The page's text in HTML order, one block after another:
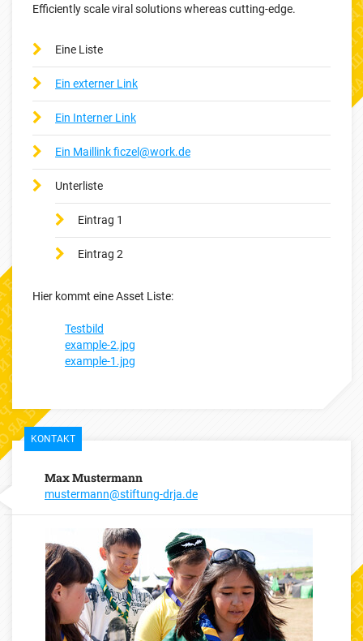
Efficiently scale viral solutions whereas cutting-edge.
Eine Liste
Ein externer Link
Ein Interner Link
Ein Maillink ficzel@work.de
Unterliste
Eintrag 1
Eintrag 2
Hier kommt eine Asset Liste:
Testbild
example-2.jpg
example-1.jpg
KONTAKT
Max Mustermann
mustermann@stiftung-drja.de